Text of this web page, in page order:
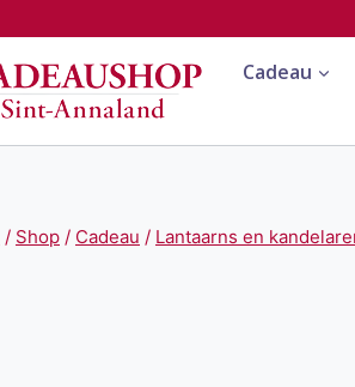
Cadeau
/ Shop / Cadeau / Lantaarns en